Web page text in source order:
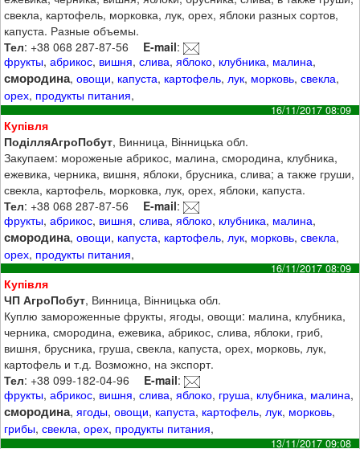
свекла, картофель, морковка, лук, орех, яблоки разных сортов,
капуста. Разные объемы.
Тел: +38 068 287-87-56 E-mail:
фрукты,абрикос, вишня,слива,яблоко, клубника, малина,
смородина,овощи, капуста, картофель,лук, морковь,свекла,
орех, продукты питания,
16/11/2017 08:09
Купівля
ПоділляАгроПобут, Винница, Вінницька обл.
Закупаем: мороженые абрикос, малина, смородина, клубника,
ежевика, черника, вишня, яблоки, брусника, слива; а также груши,
свекла, картофель, морковка, лук, орех, яблоки, капуста.
Тел: +38 068 287-87-56 E-mail:
фрукты,абрикос, вишня,слива,яблоко, клубника, малина,
смородина,овощи, капуста, картофель, лук, морковь,свекла,
орех, продукты питания,
16/11/2017 08:09
Купівля
ЧП АгроПобут, Винница, Вінницька обл.
Куплю замороженные фрукты, ягоды, овощи: малина, клубника,
черника, смородина, ежевика, абрикос, слива, яблоки, гриб,
вишня, брусника, груша, свекла, капуста, орех, морковь, лук,
картофель и т.д. Возможно, на экспорт.
Тел: +38 099-182-04-96 E-mail:
фрукты,абрикос, вишня,слива,яблоко, груша, клубника, малина,
смородина,ягоды,овощи, капуста, картофель,лук, морковь,
грибы,свекла,орех, продукты питания,
13/11/2017 09:08